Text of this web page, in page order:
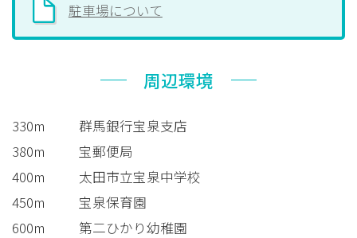
駐車場について
周辺環境
330m
群馬銀行宝泉支店
380m
宝郵便局
400m
太田市立宝泉中学校
450m
宝泉保育園
600m
第二ひかり幼稚園